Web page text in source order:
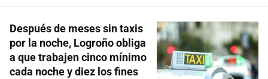
Después de meses sin taxis
por la noche, Logroño obliga
a que trabajen cinco mínimo
cada noche y diez los fines